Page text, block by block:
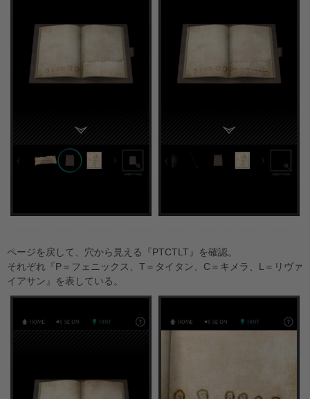
ページを戻して、穴から見える『PTCTLT』を確認。
それぞれ『P＝フェニックス、T＝タイタン、C＝キメラ、L＝リヴァ
イアサン』を表している。